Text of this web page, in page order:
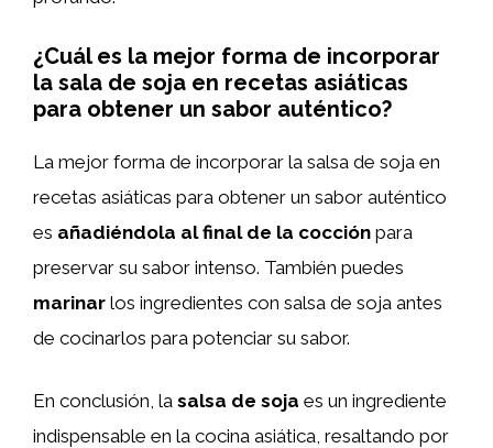
¿Cuál es la mejor forma de incorporar
la sala de soja en recetas asiáticas
para obtener un sabor auténtico?
La mejor forma de incorporar la salsa de soja en
recetas asiáticas para obtener un sabor auténtico
es añadiéndola al final de la cocción para
preservar su sabor intenso. También puedes
marinar los ingredientes con salsa de soja antes
de cocinarlos para potenciar su sabor.
En conclusión, la salsa de soja es un ingrediente
indispensable en la cocina asiática, resaltando por